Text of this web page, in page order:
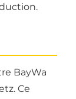
BayWa
Ce